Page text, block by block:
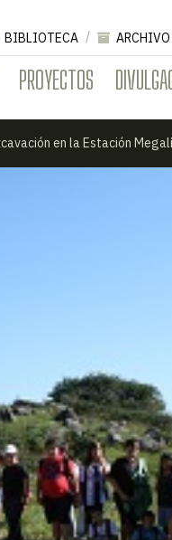
PROYECTOS
BIBLIOTECA
en la Estación